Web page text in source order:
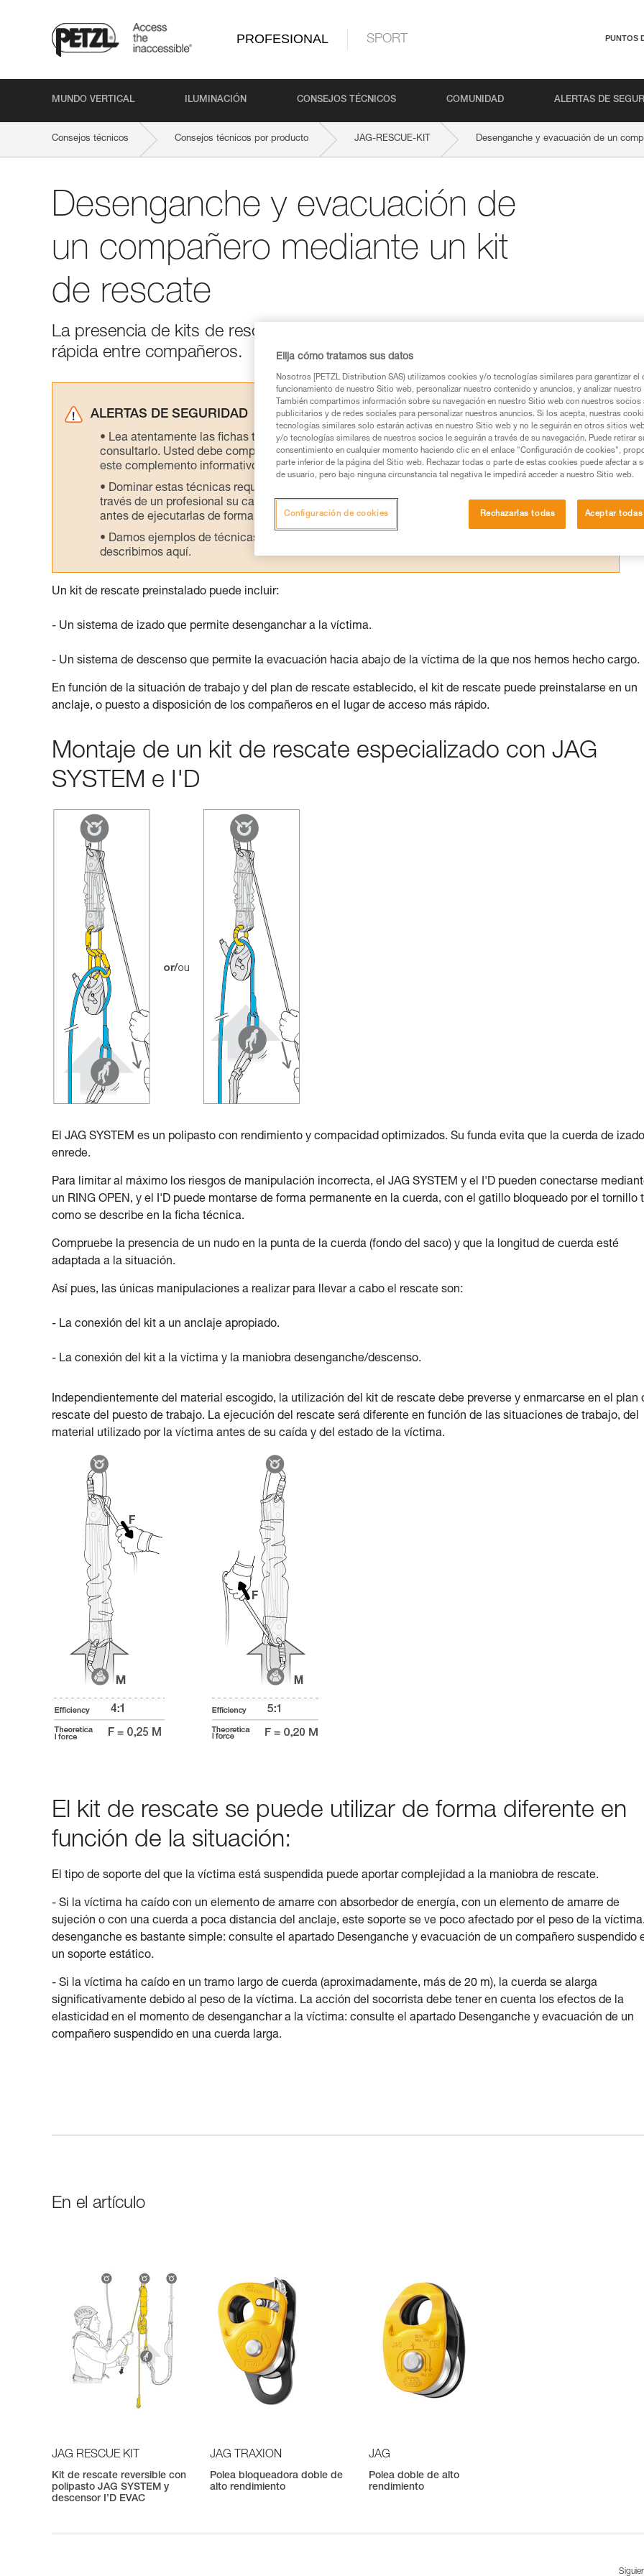
PROFESIONAL SPORT PUNTOS
MUNDO VERTICAL ILUMINACIÓN CONSEJOS TÉCNICOS COMUNIDAD ALERTAS DE
Consejos técnicos Consejos técnicos por producto JAG-RESCUE-KIT Desenganche y evacuación de un
Desenganche y evacuación de
un compañero mediante un kit
de rescate
La presencia de kits de rescate en el lugar de trabajo permite una intervención
rápida entre compañeros.
ALERTAS DE SEGURIDAD
Lea atentamente las fichas técnicas de los productos utilizados en este consejo antes de
consultarlo. Usted debe comprender la información de la ficha técnica para poder comprender
este complemento informativo.
Dominar estas técnicas requiere una formación y un entrenamiento específico. Confirme a
través de un profesional su capacidad para ejecutar estas técnicas, solo y con total seguridad,
antes de ejecutarlas de forma autónoma.
Damos ejemplos de técnicas relacionadas con su actividad. Pueden existir otras que no
describimos aquí.
Un kit de rescate preinstalado puede incluir:
- Un sistema de izado que permite desenganchar a la víctima.
- Un sistema de descenso que permite la evacuación hacia abajo de la víctima de la que nos hemos hecho cargo.
En función de la situación de trabajo y del plan de rescate establecido, el kit de rescate puede preinstalarse en un
anclaje, o puesto a disposición de los compañeros en el lugar de acceso más rápido.
Montaje de un kit de rescate especializado con JAG
SYSTEM e I'D
El JAG SYSTEM es un polipasto con rendimiento y compacidad optimizados. Su funda evita que la cuerda de
enrede.
Para limitar al máximo los riesgos de manipulación incorrecta, el JAG SYSTEM y el I'D pueden conectarse
un RING OPEN, y el I'D puede montarse de forma permanente en la cuerda, con el gatillo bloqueado por el tornillo
como se describe en la ficha técnica.
Compruebe la presencia de un nudo en la punta de la cuerda (fondo del saco) y que la longitud de cuerda esté
adaptada a la situación.
Así pues, las únicas manipulaciones a realizar para llevar a cabo el rescate son:
- La conexión del kit a un anclaje apropiado.
- La conexión del kit a la víctima y la maniobra desenganche/descenso.
Independientemente del material escogido, la utilización del kit de rescate debe preverse y enmarcarse en el plan
rescate del puesto de trabajo. La ejecución del rescate será diferente en función de las situaciones de trabajo, del
material utilizado por la víctima antes de su caída y del estado de la víctima.
El kit de rescate se puede utilizar de forma diferente en
función de la situación:
El tipo de soporte del que la víctima está suspendida puede aportar complejidad a la maniobra de rescate.
- Si la víctima ha caído con un elemento de amarre con absorbedor de energía, con un elemento de amarre de
sujeción o con una cuerda a poca distancia del anclaje, este soporte se ve poco afectado por el peso de la
desenganche es bastante simple: consulte el apartado Desenganche y evacuación de un compañero suspendido
un soporte estático.
- Si la víctima ha caído en un tramo largo de cuerda (aproximadamente, más de 20 m), la cuerda se alarga
significativamente debido al peso de la víctima. La acción del socorrista debe tener en cuenta los efectos de la
elasticidad en el momento de desenganchar a la víctima: consulte el apartado Desenganche y evacuación de un
compañero suspendido en una cuerda larga.
En el artículo
JAG RESCUE KIT
Kit de rescate reversible con
polipasto JAG SYSTEM y
descensor I’D EVAC
JAG TRAXION
Polea bloqueadora doble de
alto rendimiento
JAG
Polea doble de alto
rendimiento
Elija cómo tratamos sus datos
Nosotros [PETZL Distribution SAS) utilizamos cookies y/o tecnologías similares para garantizar el
funcionamiento de nuestro Sitio web, personalizar nuestro contenido y anuncios, y analizar
También compartimos información sobre su navegación en nuestro Sitio web con nuestros socios
publicitarios y de redes sociales para personalizar nuestros anuncios. Si los acepta, nuestras
tecnologías similares solo estarán activas en nuestro Sitio web y no le seguirán en otros sitios
y/o tecnologías similares de nuestros socios le seguirán a través de su navegación. Puede retirar
consentimiento en cualquier momento haciendo clic en el enlace "Configuración de cookies",
parte inferior de la página del Sitio web. Rechazar todas o parte de estas cookies puede afectar a
de usuario, pero bajo ninguna circunstancia tal negativa le impedirá acceder a nuestro Sitio web.
Rechazarlas todas Aceptar
Configuración de cookies